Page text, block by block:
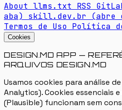
About llms.txt RSS
aba)
skill.dev.br (abre
Termos de Uso Política
Cookies
DESIGN.MD APP —
ARQUIVOS DESIGN.MD
Usamos cookies para análise
Analytics). Cookies essenciais
(Plausible) funcionam sem